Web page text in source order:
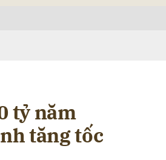
tỷ năm
tăng tốc